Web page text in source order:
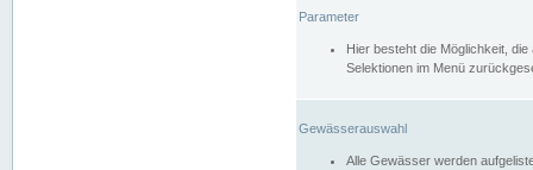
Parameter
Hier besteht die Möglichkeit,
Selektionen im Menü
Gewässerauswahl
Alle Gewässer werden